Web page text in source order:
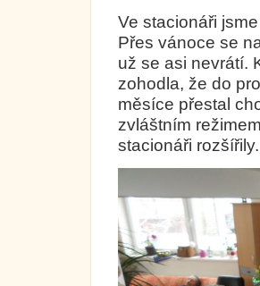
Ve stacionáři
Přes vánoce se
už se asi nevrátí.
zohodla, že do
měsíce přestal
zvláštním
stacionáři rozšířily.